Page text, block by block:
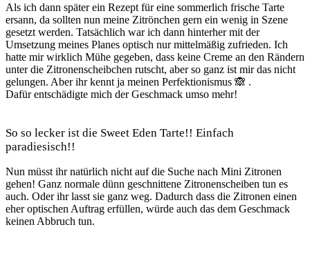
Als ich dann später ein Rezept für eine sommerlich frische Tarte
ersann, da sollten nun meine Zitrönchen gern ein wenig in Szene
gesetzt werden. Tatsächlich war ich dann hinterher mit der
Umsetzung meines Planes optisch nur mittelmäßig zufrieden. Ich
hatte mir wirklich Mühe gegeben, dass keine Creme an den Rändern
unter die Zitronenscheibchen rutscht, aber so ganz ist mir das nicht
gelungen. Aber ihr kennt ja meinen Perfektionismus 🙈 .
Dafür entschädigte mich der Geschmack umso mehr!
So so lecker ist die Sweet Eden Tarte!! Einfach
paradiesisch!!
Nun müsst ihr natürlich nicht auf die Suche nach Mini Zitronen
gehen! Ganz normale dünn geschnittene Zitronenscheiben tun es
auch. Oder ihr lasst sie ganz weg. Dadurch dass die Zitronen einen
eher optischen Auftrag erfüllen, würde auch das dem Geschmack
keinen Abbruch tun.